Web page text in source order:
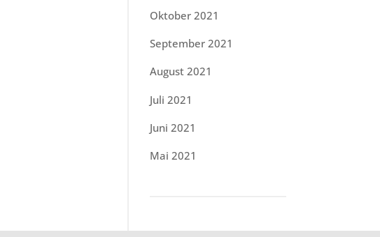
Oktober 2021
September 2021
August 2021
Juli 2021
Juni 2021
Mai 2021